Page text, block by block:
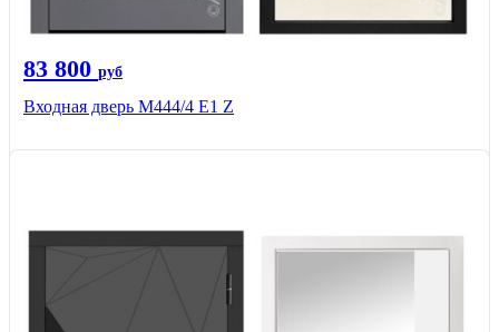
83 800 руб
Входная дверь М444/4 Е1 Z